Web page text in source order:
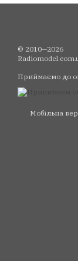
© 2010—2026
Приймаємо до
Мобільна